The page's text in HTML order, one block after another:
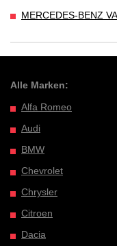
MERCEDES-BENZ
Alle Marken:
Alfa Romeo
Audi
BMW
Chevrolet
Chrysler
Citroen
Dacia